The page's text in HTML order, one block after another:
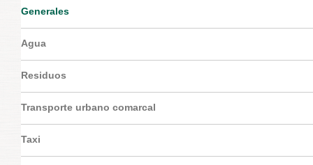
Generales
Agua
Residuos
Transporte urbano comarcal
Taxi